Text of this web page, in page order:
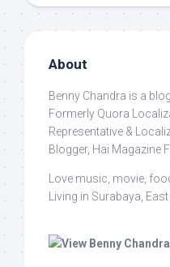
About
Benny Chandra is a
Formerly Quora
Representative &
Blogger, Hai Magazine
Love music, movie,
Living in Surabaya,